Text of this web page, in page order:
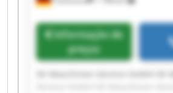
Informação de
preços